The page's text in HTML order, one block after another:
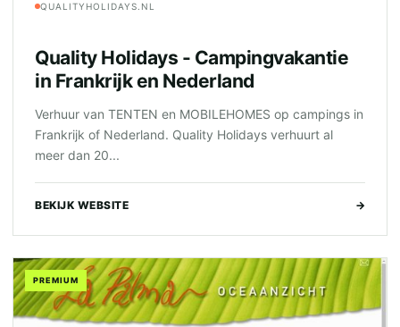
QUALITYHOLIDAYS.NL
Quality Holidays - Campingvakantie
in Frankrijk en Nederland
Verhuur van TENTEN en MOBILEHOMES op campings in
Frankrijk of Nederland. Quality Holidays verhuurt al
meer dan 20...
BEKIJK WEBSITE →
PREMIUM